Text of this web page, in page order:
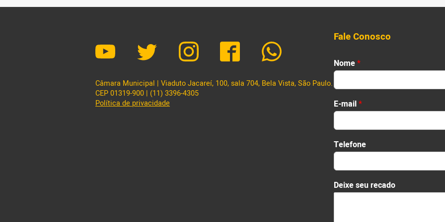
Câmara Municipal | Viaduto Jacareí, 100, sala 704, Bela Vista, São Paulo.
CEP 01319-900 | (11) 3396-4305
Política de privacidade
Fale Conosco
Nome*
First
E-mail*
Telefone
s
e
Deixe seu recado